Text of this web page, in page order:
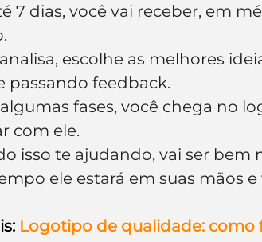
7 dias, você vai receber, em
escolhe as melhores
passando feedback.
fases, você chega no
com ele.
isso te ajudando, vai ser bem
ele estará em suas mãos
Logotipo de qualidade: como